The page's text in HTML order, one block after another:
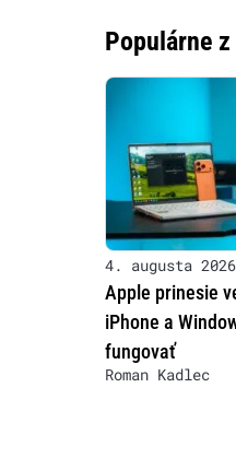
Populárne
4. augusta 2026
Apple prinesie
iPhone a
fungovať
Roman Kadlec